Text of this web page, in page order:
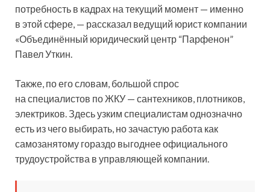
потребность в кадрах на текущий момент — именно
в этой сфере, — рассказал ведущий юрист компании
«Объединённый юридический центр “Парфенон”
Павел Уткин.
Также, по его словам, большой спрос
на специалистов по ЖКУ — сантехников, плотников,
электриков. Здесь узким специалистам однозначно
есть из чего выбирать, но зачастую работа как
самозанятому гораздо выгоднее официального
трудоустройства в управляющей компании.